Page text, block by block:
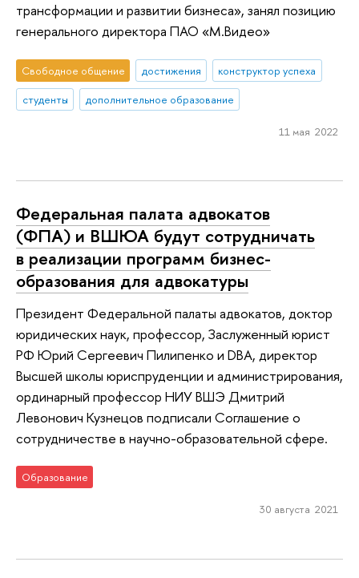
трансформации и развитии бизнеса», занял позицию
генерального директора ПАО «М.Видео»
Свободное общение достижения
конструктор успеха
студенты
дополнительное образование
11 мая 2022
Федеральная палата адвокатов
(ФПА) и ВШЮА будут сотрудничать
в реализации программ бизнес-
образования для адвокатуры
Президент Федеральной палаты адвокатов, доктор
юридических наук, профессор, Заслуженный юрист
РФ Юрий Сергеевич Пилипенко и DBA, директор
Высшей школы юриспруденции и администрирования,
ординарный профессор НИУ ВШЭ Дмитрий
Левонович Кузнецов подписали Соглашение о
сотрудничестве в научно-образовательной сфере.
Образование
30 августа 2021